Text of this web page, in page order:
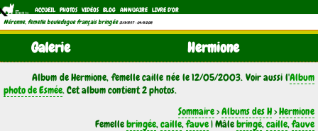
ACCUEIL PHOTOS VIDÉOS BLOG ANNUAIRE LIVRE D'OR
Néronne, femelle bouledogue français bringée (21/11/1997 - 04/11/2011)
Galerie Hermione
Album de Hermione, femelle caille née le 12/05/2003. Voir aussi l'Album
photo de Esmée. Cet album contient 2 photos.
Sommaire>Albums des H>Hermione
Femellebringée,caille,fauve| Mâlebringé,caille,fauve